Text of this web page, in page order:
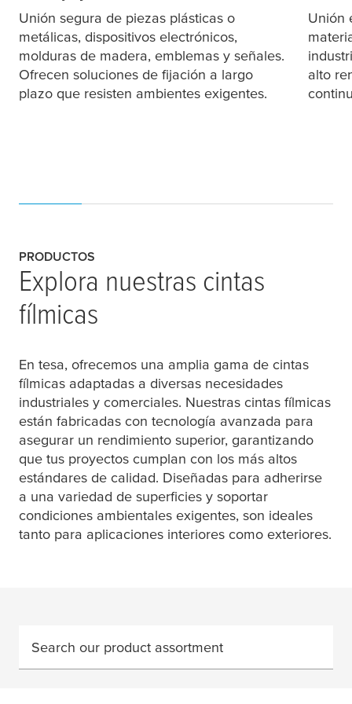
Unión segura de piezas plásticas o
metálicas, dispositivos electrónicos,
molduras de madera, emblemas y señales.
Ofrecen soluciones de fijación a largo
plazo que resisten ambientes exigentes.
Unión
alto
PRODUCTOS
Explora nuestras cintas
fílmicas
En tesa, ofrecemos una amplia gama de cintas
fílmicas adaptadas a diversas necesidades
industriales y comerciales. Nuestras cintas fílmicas
están fabricadas con tecnología avanzada para
asegurar un rendimiento superior, garantizando
que tus proyectos cumplan con los más altos
estándares de calidad. Diseñadas para adherirse
a una variedad de superficies y soportar
condiciones ambientales exigentes, son ideales
tanto para aplicaciones interiores como exteriores.
Search our product assortment